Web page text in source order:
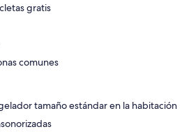
gratis
comunes
tamaño estándar en la habitación